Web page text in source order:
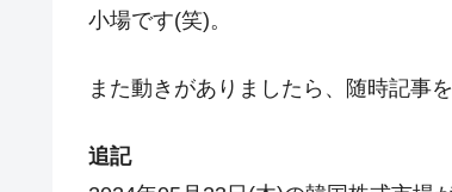
小場です(笑)。
また動きがありましたら、随時記事
追記